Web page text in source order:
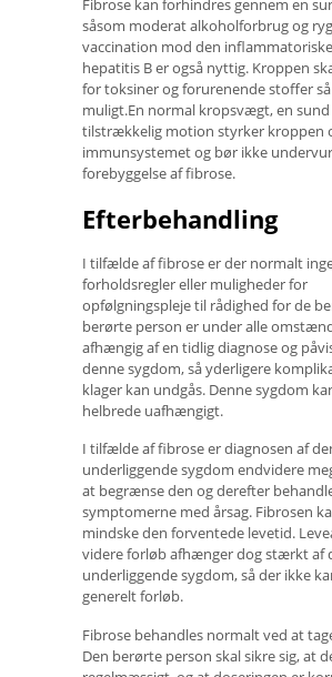
Fibrose kan forhindres gennem en
såsom moderat alkoholforbrug og
vaccination mod den
hepatitis B er også nyttig. Kroppen
for toksiner og forurenende stoffer
muligt.En normal kropsvægt, en
tilstrækkelig motion styrker kroppen
immunsystemet og bør ikke
forebyggelse af fibrose.
Efterbehandling
I tilfælde af fibrose er der normalt
forholdsregler eller muligheder for
opfølgningspleje til rådighed for de
berørte person er under alle
afhængig af en tidlig diagnose og
denne sygdom, så yderligere
klager kan undgås. Denne sygdom
helbrede uafhængigt.
I tilfælde af fibrose er diagnosen af
underliggende sygdom endvidere
at begrænse den og derefter
symptomerne med årsag. Fibrosen
mindske den forventede levetid.
videre forløb afhænger dog stærkt af
underliggende sygdom, så der ikke
generelt forløb.
Fibrose behandles normalt ved at
Den berørte person skal sikre sig, at